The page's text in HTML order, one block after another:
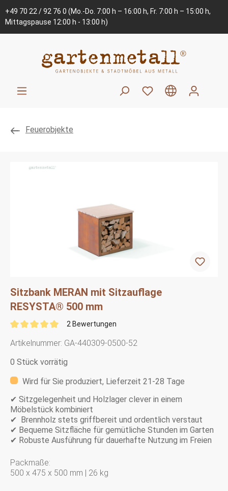
+49 70 22 / 92 76 0 (Mo.-Do. 7:00 h – 16:00 h, Fr. 7:00 h – 15:00 h,
Mittagspause 12:00 h - 13:00 h)
Feuerobjekte
Sitzbank MERAN mit Sitzauflage
RESYSTA® 500 mm
2 Bewertungen
Artikelnummer: GA-440309-0500-52
0 Stück vorrätig
Wird für Sie produziert, Lieferzeit 21-28 Tage
✔ Sitzgelegenheit und Holzlager clever in einem
Möbelstück kombiniert
✔ Brennholz stets griffbereit und ordentlich verstaut
✔ Bequeme Sitzfläche für gemütliche Stunden im Garten
✔ Robuste Ausführung für dauerhafte Nutzung im Freien
Packmaße:
500 x 475 x 500 mm | 26 kg